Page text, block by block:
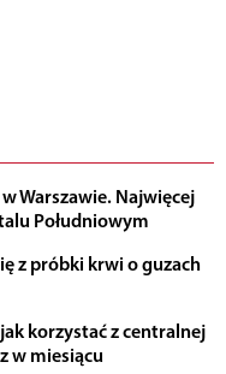
Warszawie. Najwięcej
Południowym
z próbki krwi o guzach
korzystać z centralnej
w miesiącu